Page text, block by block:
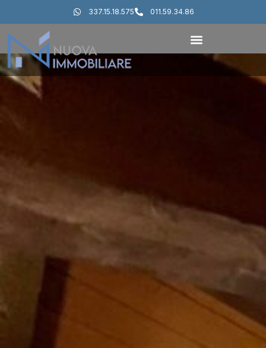
337.15.18.575 011.59.34.86